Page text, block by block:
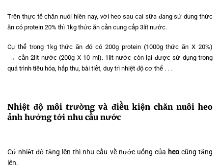
Trên thực tế chăn nuôi hiên nay, với heo sau cai sữa đang sử dung thức
ăn có protein 20% thì 1kg thức ăn cần cung cấp 3lít nước.
Cụ thể trong 1kg thức ăn đó có 200g protein (1000g thức ăn X 20%)
→ cần 2lit nước (200g X 10 ml). 1lit nước còn lại được sử dụng trong
quá trình tiêu hóa, hấp thu, bài tiết, duy trì nhiệt độ cơ thể . . .
Nhiệt độ môi trường và điều kiện chăn nuôi heo
ảnh hưởng tới nhu cầu nước
Cứ nhiệt độ tăng lên thì nhu cầu về nước uống của heocũng tăng
lên.